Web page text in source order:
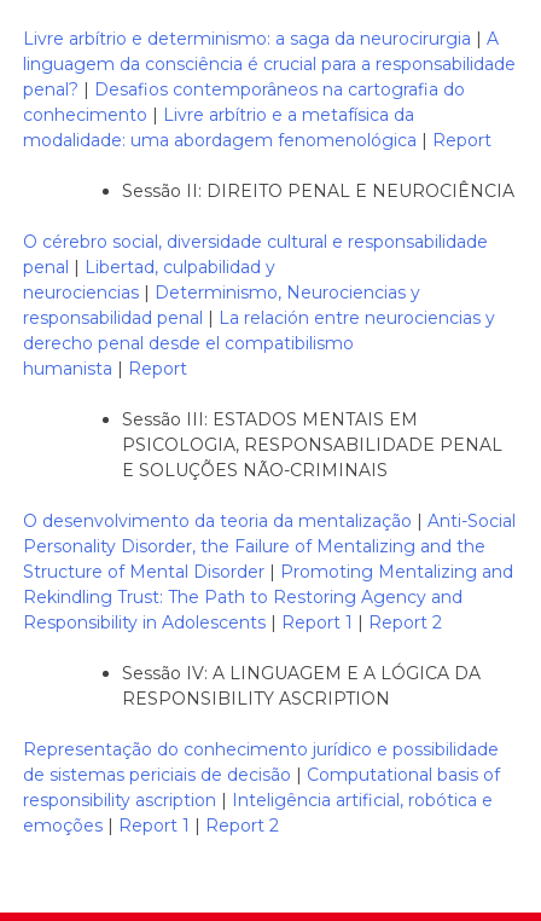
Livre arbítrio e determinismo: a saga da neurocirurgia |A
linguagem da consciência é crucial para a responsabilidade
penal? | Desafios contemporâneos na cartografia do
conhecimento | Livre arbítrio e a metafísica da
modalidade: uma abordagem fenomenológica | Report
Sessão II: DIREITO PENAL E NEUROCIÊNCIA
O cérebro social, diversidade cultural e responsabilidade
penal | Libertad, culpabilidad y
neurociencias | Determinismo, Neurociencias y
responsabilidad penal | La relación entre neurociencias y
derecho penal desde el compatibilismo
humanista | Report
Sessão III: ESTADOS MENTAIS EM
PSICOLOGIA, RESPONSABILIDADE PENAL
E SOLUÇÕES NÃO-CRIMINAIS
O desenvolvimento da teoria da mentalização |Anti-Social
Personality Disorder, the Failure of Mentalizing and the
Structure of Mental Disorder | Promoting Mentalizing and
Rekindling Trust: The Path to Restoring Agency and
Responsibility in Adolescents | Report 1 | Report 2
Sessão IV: A LINGUAGEM E A LÓGICA DA
RESPONSIBILITY ASCRIPTION
Representação do conhecimento jurídico e possibilidade
de sistemas periciais de decisão | Computational basis of
responsibility ascription | Inteligência artificial, robótica e
emoções | Report 1 | Report 2